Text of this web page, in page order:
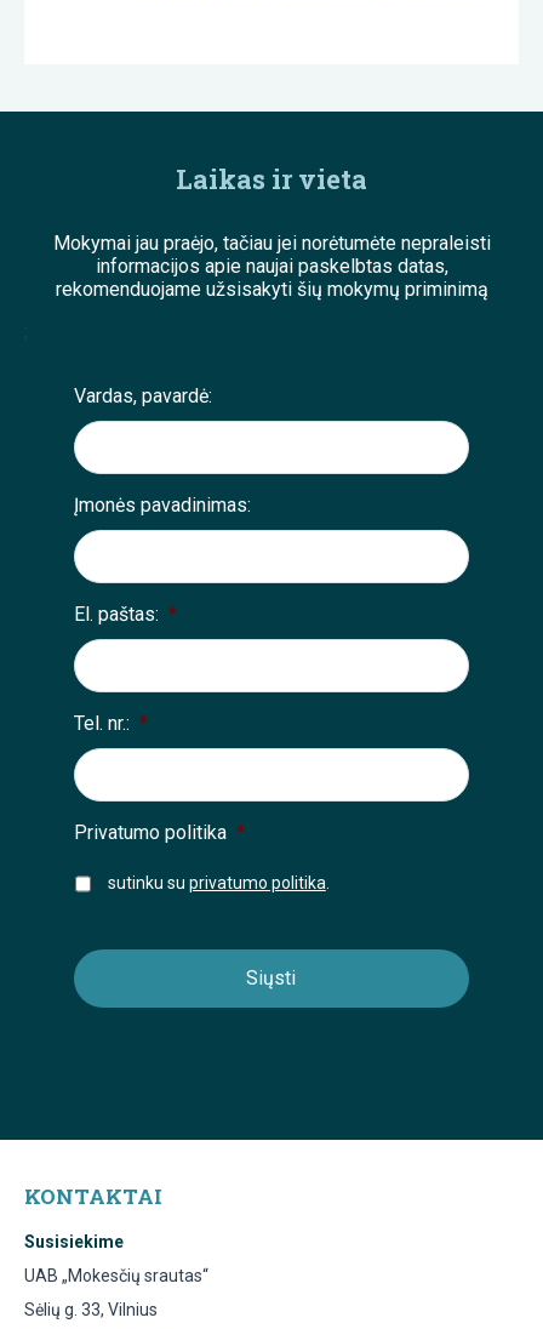
Laikas ir vieta
Mokymai jau praėjo, tačiau jei norėtumėte nepraleisti
informacijos apie naujai paskelbtas datas,
rekomenduojame užsisakyti šių mokymų priminimą
;
Vardas, pavardė:
Įmonės pavadinimas:
El. paštas: *
Tel. nr.: *
Privatumo politika *
sutinku su privatumo politika
KONTAKTAI
Susisiekime
UAB „Mokesčių srautas“
Sėlių g. 33, Vilnius